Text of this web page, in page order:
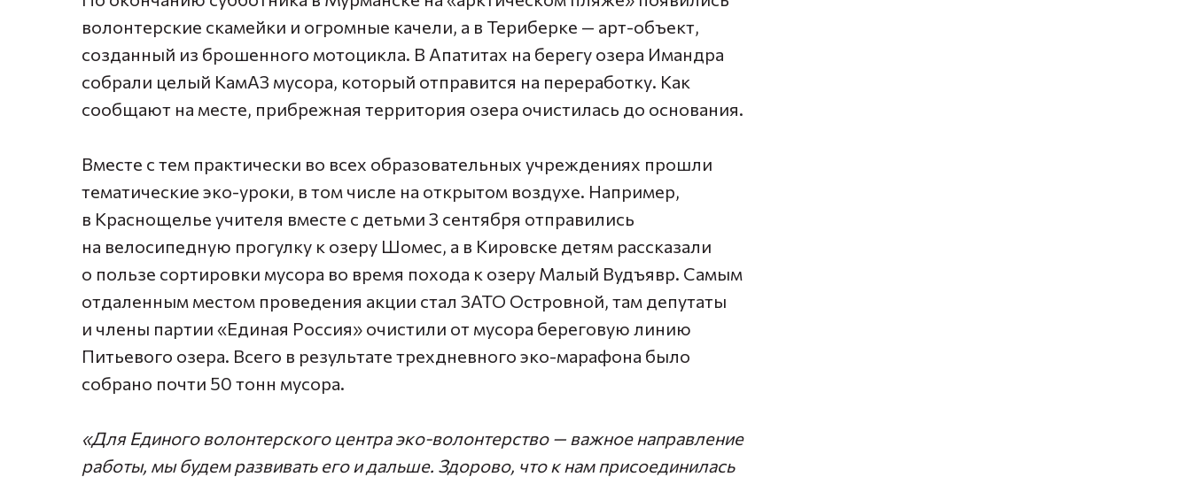
волонтерские скамейки и огромные качели, а в Териберке — арт-объект,
созданный из брошенного мотоцикла. В Апатитах на берегу озера Имандра
собрали целый КамАЗ мусора, который отправится на переработку. Как
сообщают на месте, прибрежная территория озера очистилась до основания.
Вместе с тем практически во всех образовательных учреждениях прошли
тематические эко-уроки, в том числе на открытом воздухе. Например,
в Краснощелье учителя вместе с детьми 3 сентября отправились
на велосипедную прогулку к озеру Шомес, а в Кировске детям рассказали
о пользе сортировки мусора во время похода к озеру Малый Вудъявр. Самым
отдаленным местом проведения акции стал ЗАТО Островной, там депутаты
и члены партии «Единая Россия» очистили от мусора береговую линию
Питьевого озера. Всего в результате трехдневного эко-марафона было
собрано почти 50 тонн мусора.
«Для Единого волонтерского центра эко-волонтерство — важное направление
работы, мы будем развивать его и дальше. Здорово, что к нам присоединилась